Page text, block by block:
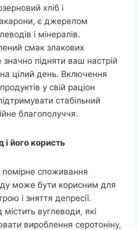
хліб і
є джерелом
і мінералів.
смак злакових
значно підняти ваш настрій
на цілий день. Включення
у свій раціон
стабільний
благополуччя.
його користь
помірне споживання
може бути корисним для
і зняття депресії.
вуглеводи, які
вироблення серотоніну,